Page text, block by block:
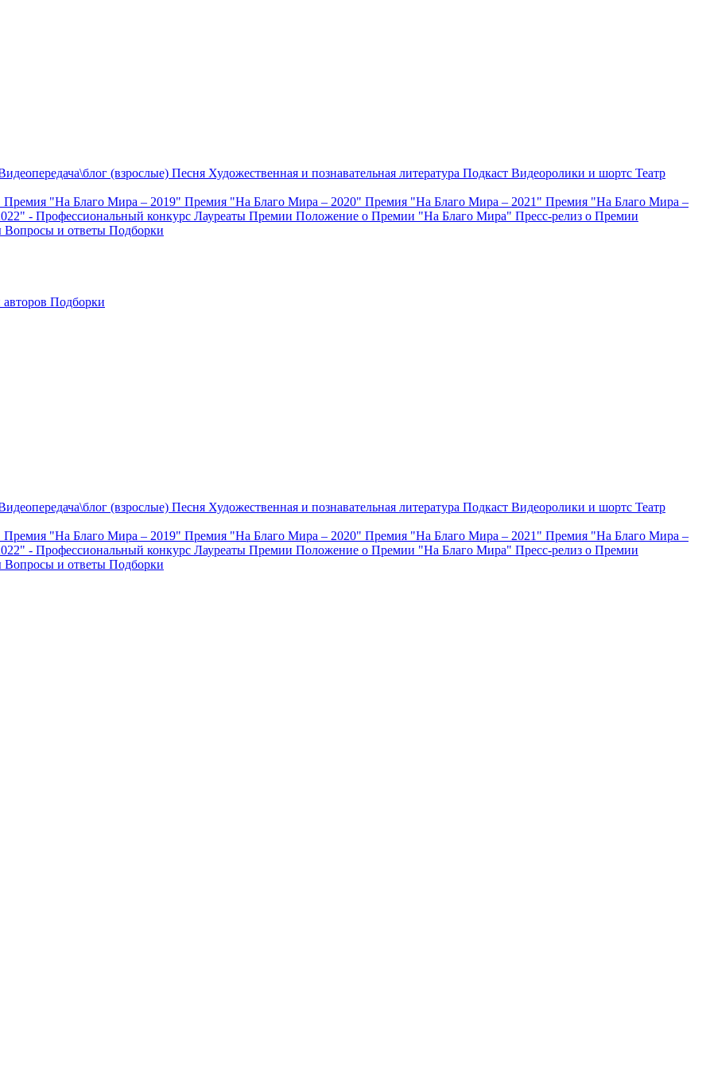
(взрослые) Песня Художественная и познавательная литература Подкаст Видеоролики и шортс Театр
Премия "На Благо Мира – 2019" Премия "На Благо Мира – 2020" Премия "На Благо Мира – 2021" Премия "На Благо Мира –
- Профессиональный конкурс Лауреаты Премии Положение о Премии "На Благо Мира" Пресс-релиз о Премии
Вопросы и ответы Подборки
Подборки
(взрослые) Песня Художественная и познавательная литература Подкаст Видеоролики и шортс Театр
Премия "На Благо Мира – 2019" Премия "На Благо Мира – 2020" Премия "На Благо Мира – 2021" Премия "На Благо Мира –
- Профессиональный конкурс Лауреаты Премии Положение о Премии "На Благо Мира" Пресс-релиз о Премии
Вопросы и ответы Подборки